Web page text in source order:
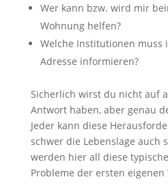
Wer kann bzw. wird mir
Wohnung helfen?
Welche Institutionen muss
Adresse informieren?
Sicherlich wirst du nicht auf
Antwort haben, aber genau
Jeder kann diese
schwer die Lebenslage auch
werden hier all diese
Probleme der ersten